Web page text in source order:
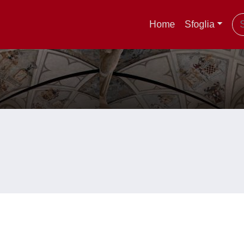
Home Sfoglia